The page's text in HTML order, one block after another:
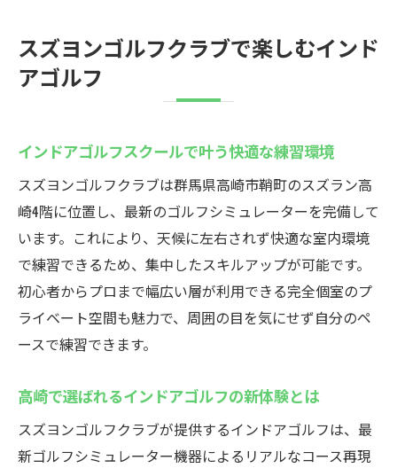
臨場感あふれるシミュレーターの楽しみ方
を解説
初心者も安心できるインドアゴルフスクー
高崎で人気のインドアゴルフを徹底解説
高崎市で最新のインドアゴルフ体験を満喫
最新設備揃うインドアゴルフスクールの秘
高崎で話題のインドアゴルフ体験を徹底紹
介
ゴルフシミュレーターで実践練習が可能な
インドアゴルフスクールで叶う効率的な上
達法
全天候型インドアゴルフの利点に注目しよ
スズヨンゴルフクラブで楽しむインド
アゴルフ
インドアゴルフスクールで叶う快適な練習環境
スズヨンゴルフクラブは群馬県高崎市鞘町のスズラン高
崎4階に位置し、最新のゴルフシミュレーターを完備して
います。これにより、天候に左右されず快適な室内環境
で練習できるため、集中したスキルアップが可能です。
初心者からプロまで幅広い層が利用できる完全個室のプ
ライベート空間も魅力で、周囲の目を気にせず自分のペ
ースで練習できます。
高崎で選ばれるインドアゴルフの新体験とは
スズヨンゴルフクラブが提供するインドアゴルフは、最
新ゴルフシミュレーター機器によるリアルなコース再現